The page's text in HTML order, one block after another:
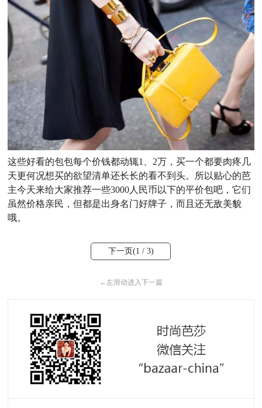
这些好看的包包每个价钱都动辄1、2万，买一个都要肉疼几
天更何况想买的欲望清单还长长的看不到头。所以贴心的芭
主今天来给大家推荐一些3000人民币以下的平价包吧，它们
虽然价格亲民，但都是出身名门好牌子，而且还无敌美貌
哦。
下一页(1 / 3)
←左滑动进入下一篇